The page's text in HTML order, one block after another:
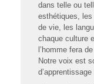
dans telle ou
esthétiques,
de vie, les
chaque culture
l’homme fera
Notre voix est